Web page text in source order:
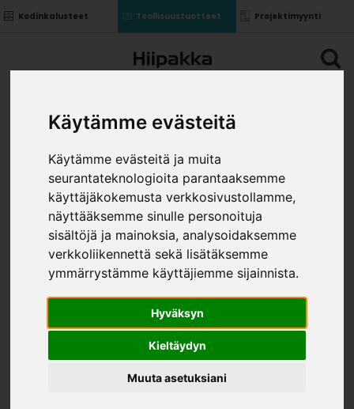
Käytämme evästeitä
Käytämme evästeitä ja muita
seurantateknologioita parantaaksemme
käyttäjäkokemusta verkkosivustollamme,
näyttääksemme sinulle personoituja
sisältöjä ja mainoksia, analysoidaksemme
verkkoliikennettä sekä lisätäksemme
ymmärrystämme käyttäjiemme sijainnista.
Hyväksyn
Kieltäydyn
Muuta asetuksiani
Kodinkalusteet Teollisuustuotteet Projektimyynti